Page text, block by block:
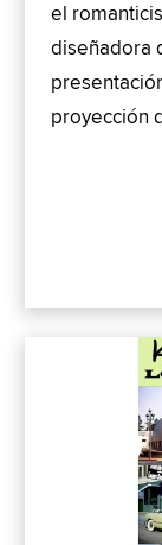
el
diseñadora
proyección